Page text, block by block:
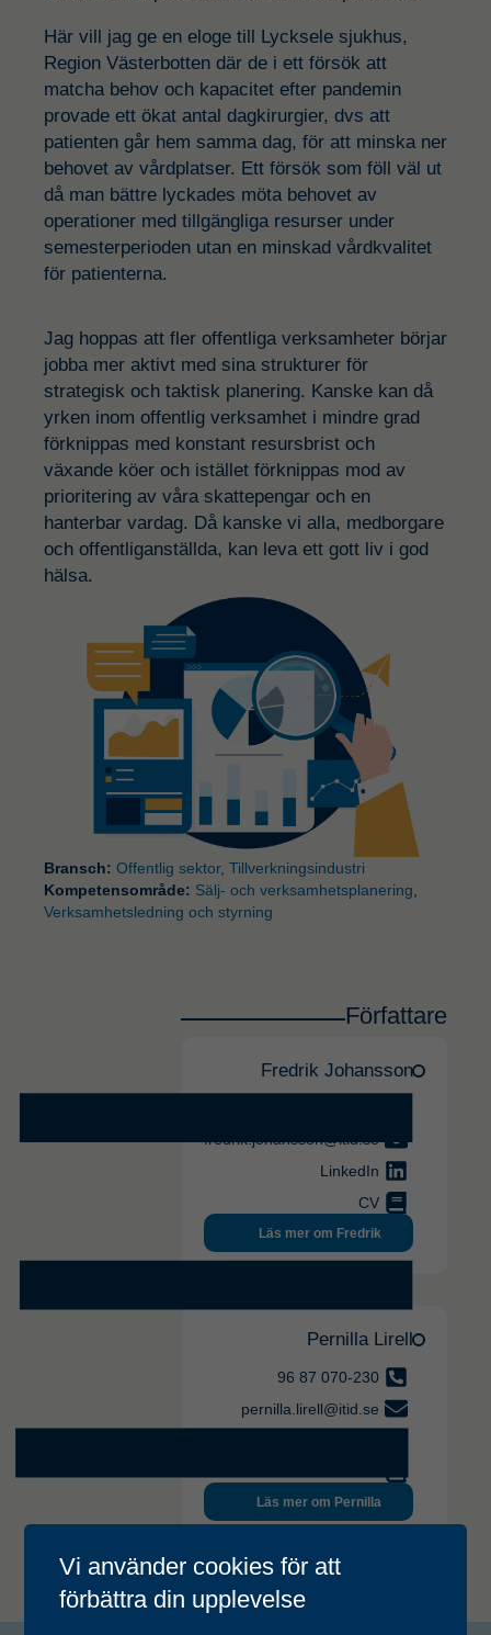
Här vill jag ge en eloge till Lycksele sjukhus,
Region Västerbotten där de i ett försök att
matcha behov och kapacitet efter pandemin
provade ett ökat antal dagkirurgier, dvs att
patienten går hem samma dag, för att minska ner
behovet av vårdplatser. Ett försök som föll väl ut
då man bättre lyckades möta behovet av
operationer med tillgängliga resurser under
semesterperioden utan en minskad vårdkvalitet
för patienterna.
Jag hoppas att fler offentliga verksamheter börjar
jobba mer aktivt med sina strukturer för
strategisk och taktisk planering. Kanske kan då
yrken inom offentlig verksamhet i mindre grad
förknippas med konstant resursbrist och
växande köer och istället förknippas mod av
prioritering av våra skattepengar och en
hanterbar vardag. Då kanske vi alla, medborgare
och offentliganställda, kan leva ett gott liv i god
hälsa.
Bransch: Offentlig sektor, Tillverkningsindustri
Kompetensområde: Sälj- och verksamhetsplanering
Verksamhetsledning och styrning
Författare
Fredrik Johansson
fredrik.johansson@itid.se
LinkedIn
CV
Läs mer om Fredrik
Pernilla Lirell
070-230 87 96
pernilla.lirell@itid.se
Läs mer om Pernilla
Vi använder cookies för att
förbättra din upplevelse